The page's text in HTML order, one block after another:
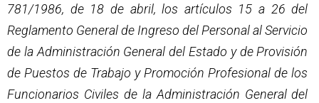
781/1986, de 18 de abril, los artículos 15 a 26 del
Reglamento General de Ingreso del Personal al Servicio
de la Administración General del Estado y de Provisión
de Puestos de Trabajo y Promoción Profesional de los
Funcionarios Civiles de la Administración General del